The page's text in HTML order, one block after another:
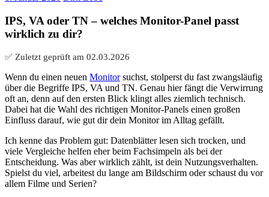
IPS, VA oder TN – welches Monitor-Panel passt
wirklich zu dir?
✅ Zuletzt geprüft am 02.03.2026
Wenn du einen neuen Monitorsuchst, stolperst du fast zwangsläufig
über die Begriffe IPS, VA und TN. Genau hier fängt die Verwirrung
oft an, denn auf den ersten Blick klingt alles ziemlich technisch.
Dabei hat die Wahl des richtigen Monitor-Panels einen großen
Einfluss darauf, wie gut dir dein Monitor im Alltag gefällt.
Ich kenne das Problem gut: Datenblätter lesen sich trocken, und
viele Vergleiche helfen eher beim Fachsimpeln als bei der
Entscheidung. Was aber wirklich zählt, ist dein Nutzungsverhalten.
Spielst du viel, arbeitest du lange am Bildschirm oder schaust du vor
allem Filme und Serien?